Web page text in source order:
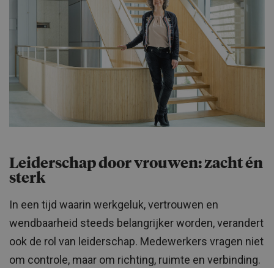
Leiderschap door vrouwen: zacht én
sterk
In een tijd waarin werkgeluk, vertrouwen en
wendbaarheid steeds belangrijker worden, verandert
ook de rol van leiderschap. Medewerkers vragen niet
om controle, maar om richting, ruimte en verbinding.